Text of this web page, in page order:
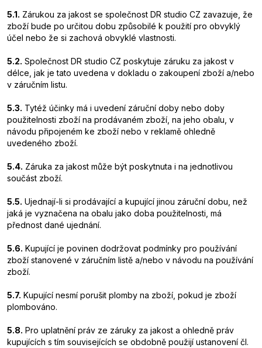
5.1. Zárukou za jakost se společnost DR studio CZ zavazuje, že
zboží bude po určitou dobu způsobilé k použití pro obvyklý
účel nebo že si zachová obvyklé vlastnosti.
5.2. Společnost DR studio CZ poskytuje záruku za jakost v
délce, jak je tato uvedena v dokladu o zakoupení zboží a/nebo
v záručním listu.
5.3. Tytéž účinky má i uvedení záruční doby nebo doby
použitelnosti zboží na prodávaném zboží, na jeho obalu, v
návodu připojeném ke zboží nebo v reklamě ohledně
uvedeného zboží.
5.4. Záruka za jakost může být poskytnuta i na jednotlivou
součást zboží.
5.5. Ujednají-li si prodávající a kupující jinou záruční dobu, než
jaká je vyznačena na obalu jako doba použitelnosti, má
přednost dané ujednání.
5.6. Kupující je povinen dodržovat podmínky pro používání
zboží stanovené v záručním listě a/nebo v návodu na používání
zboží.
5.7. Kupující nesmí porušit plomby na zboží, pokud je zboží
plombováno.
5.8. Pro uplatnění práv ze záruky za jakost a ohledně práv
kupujících s tím souvisejících se obdobně použijí ustanovení čl.